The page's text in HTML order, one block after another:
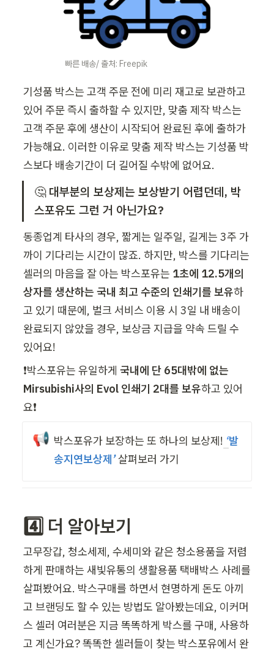
빠른 배송/ 출처: Freepik
기성품 박스는 고객 주문 전에 미리 재고로 보관하고
있어 주문 즉시 출하할 수 있지만, 맞춤 제작 박스는
고객 주문 후에 생산이 시작되어 완료된 후에 출하가
가능해요. 이러한 이유로 맞춤 제작 박스는 기성품 박
스보다 배송기간이 더 길어질 수밖에 없어요.
🤔 대부분의 보상제는 보상받기 어렵던데, 박
스포유도 그런 거 아닌가요?
동종업계 타사의 경우, 짧게는 일주일, 길게는 3주 가
까이 기다리는 시간이 많죠. 하지만, 박스를 기다리는
셀러의 마음을 잘 아는 박스포유는 1초에 12.5개의
상자를 생산하는 국내 최고 수준의 인쇄기를 보유하
고 있기 때문에, 벌크 서비스 이용 시 3일 내 배송이
완료되지 않았을 경우, 보상금 지급을 약속 드릴 수
있어요!
❗박스포유는 유일하게 국내에 단 65대밖에 없는
Mirsubishi사의 Evol 인쇄기 2대를 보유하고 있어
요❗
📢 박스포유가 보장하는 또 하나의 보상제! ‘발
송지연보상제’ 살펴보러 가기
4️⃣ 더 알아보기
고무장갑, 청소세제, 수세미와 같은 청소용품을 저렴
하게 판매하는 새빛유통의 생활용품 택배박스 사례를
살펴봤어요. 박스구매를 하면서 현명하게 돈도 아끼
고 브랜딩도 할 수 있는 방법도 알아봤는데요, 이커머
스 셀러 여러분은 지금 똑똑하게 박스를 구매, 사용하
고 계신가요? 똑똑한 셀러들이 찾는 박스포유에서 완